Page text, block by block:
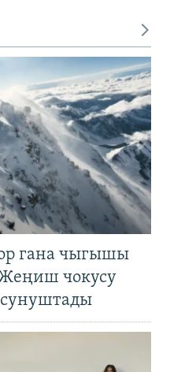
гана чыгышы
чокусу